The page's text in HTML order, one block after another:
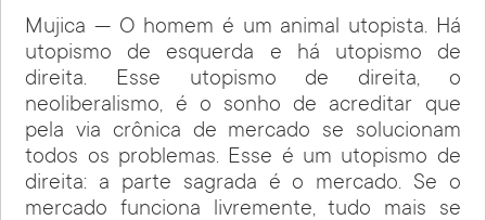
Mujica — O homem é um animal utopista. Há
utopismo de esquerda e há utopismo de
direita. Esse utopismo de direita, o
neoliberalismo, é o sonho de acreditar que
pela via crônica de mercado se solucionam
todos os problemas. Esse é um utopismo de
direita: a parte sagrada é o mercado. Se o
mercado funciona livremente, tudo mais se